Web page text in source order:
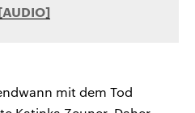
mit dem Tod